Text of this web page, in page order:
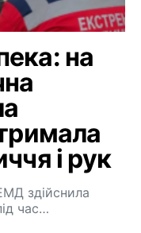
на
і рук
здійснила
час…